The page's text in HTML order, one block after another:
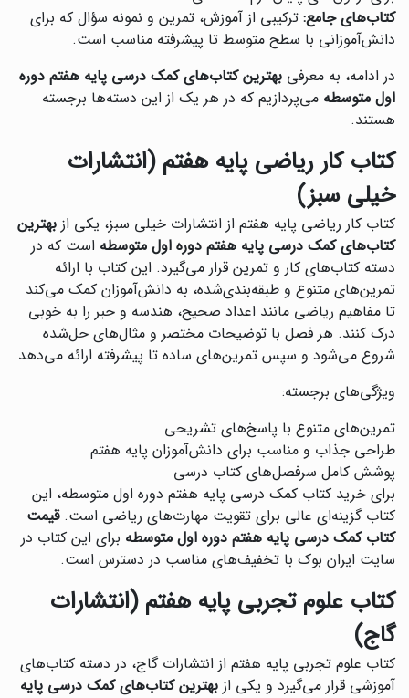
کتاب‌های جامع: ترکیبی از آموزش، تمرین و نمونه سؤال که برای
دانش‌آموزانی با سطح متوسط تا پیشرفته مناسب است.
در ادامه، به معرفی بهترین کتاب‌های کمک درسی پایه هفتم دوره
اول متوسطه می‌پردازیم که در هر یک از این دسته‌ها برجسته
هستند.
کتاب کار ریاضی پایه هفتم (انتشارات
خیلی سبز)
کتاب کار ریاضی پایه هفتم از انتشارات خیلی سبز، یکی از بهترین
کتاب‌های کمک درسی پایه هفتم دوره اول متوسطه است که در
دسته کتاب‌های کار و تمرین قرار می‌گیرد. این کتاب با ارائه
تمرین‌های متنوع و طبقه‌بندی‌شده، به دانش‌آموزان کمک می‌کند
تا مفاهیم ریاضی مانند اعداد صحیح، هندسه و جبر را به خوبی
درک کنند. هر فصل با توضیحات مختصر و مثال‌های حل‌شده
شروع می‌شود و سپس تمرین‌های ساده تا پیشرفته ارائه می‌دهد.
ویژگی‌های برجسته:
تمرین‌های متنوع با پاسخ‌های تشریحی
طراحی جذاب و مناسب برای دانش‌آموزان پایه هفتم
پوشش کامل سرفصل‌های کتاب درسی
برای خرید کتاب کمک درسی پایه هفتم دوره اول متوسطه، این
کتاب گزینه‌ای عالی برای تقویت مهارت‌های ریاضی است.قیمت
کتاب کمک درسی پایه هفتم دوره اول متوسطه برای این کتاب در
سایت ایران بوک با تخفیف‌های مناسب در دسترس است.
کتاب علوم تجربی پایه هفتم (انتشارات
گاج)
کتاب علوم تجربی پایه هفتم از انتشارات گاج، در دسته کتاب‌های
آموزشی قرار می‌گیرد و یکی از بهترین کتاب‌های کمک درسی پایه